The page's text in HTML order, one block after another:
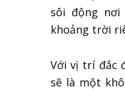
sôi động
khoảng trời
Với vị trí đắc
sẽ là một